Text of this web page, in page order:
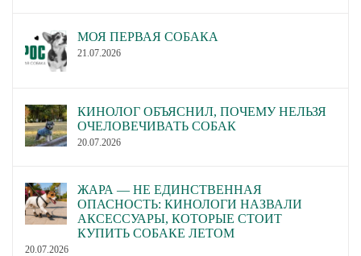
положений НКП
Внесение изменений в
проведении испытаний и
состязаний собак (кроме
испытаний и состязаний
проведении испытаний и
состязаний собак (кроме
Утверждение временных
правил организации
испытаний и состязаний
по рабочим качествам
Утвердить Временные
правила организации
испытаний и состязаний
МОЯ ПЕРВАЯ СОБАКА
21.07.2026
КИНОЛОГ ОБЪЯСНИЛ, ПОЧЕМУ НЕЛЬЗЯ
ОЧЕЛОВЕЧИВАТЬ СОБАК
20.07.2026
ЖАРА — НЕ ЕДИНСТВЕННАЯ
ОПАСНОСТЬ: КИНОЛОГИ НАЗВАЛИ
АКСЕССУАРЫ, КОТОРЫЕ СТОИТ
КУПИТЬ СОБАКЕ ЛЕТОМ
20.07.2026